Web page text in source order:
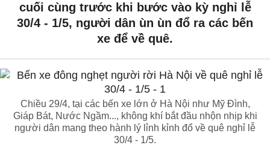
cuối cùng trước khi bước vào kỳ nghỉ lễ
30/4 - 1/5, người dân ùn ùn đổ ra các bến
xe để về quê.
Chiều 29/4, tại các bến xe lớn ở Hà Nội như Mỹ Đình,
Giáp Bát, Nước Ngầm..., không khí bắt đầu nhộn nhịp khi
người dân mang theo hành lý lỉnh kỉnh đổ về quê nghỉ lễ
30/4 - 1/5.